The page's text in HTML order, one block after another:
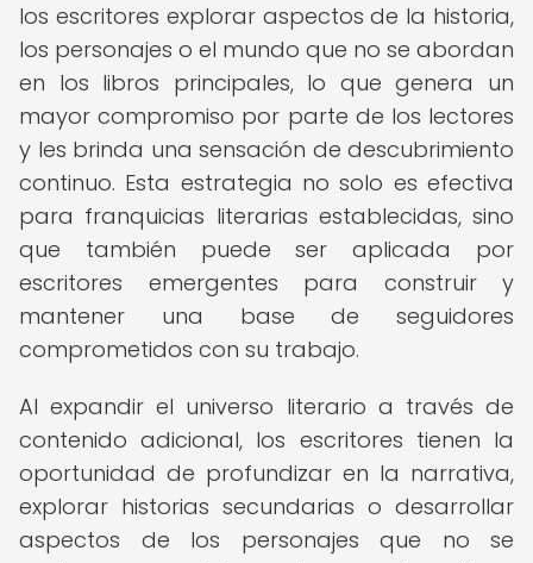
los escritores explorar aspectos de la historia,
los personajes o el mundo que no se abordan
en los libros principales, lo que genera un
mayor compromiso por parte de los lectores
y les brinda una sensación de descubrimiento
continuo. Esta estrategia no solo es efectiva
para franquicias literarias establecidas, sino
que también puede ser aplicada por
escritores emergentes para construir y
mantener una base de seguidores
comprometidos con su trabajo.
Al expandir el universo literario a través de
contenido adicional, los escritores tienen la
oportunidad de profundizar en la narrativa,
explorar historias secundarias o desarrollar
aspectos de los personajes que no se